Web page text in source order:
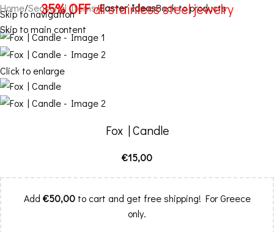
Skip to navigation
Skip to main content
35% OFFall stainless steel jewelry
Menu
Home Seasonal Items Easter IdeasBack to products
Click to enlarge
Fox | Candle
€15,00
Add €50,00to cart and get free shipping! For Greece
only.